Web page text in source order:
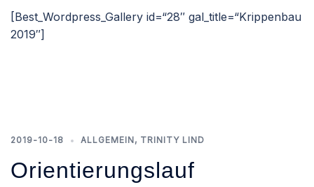
[Best_Wordpress_Gallery id=“28″ gal_title=“Krippenbau
2019″]
2019-10-18 ALLGEMEIN, TRINITY LIND
Orientierungslauf